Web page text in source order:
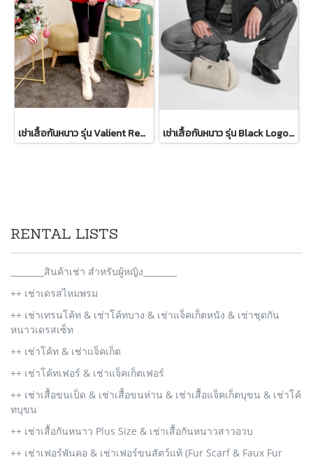
เช่าเสื้อกันหนาว รุ่น Valient Red PeaCoat 2110GCL1689FARE1 เช่าเสื้อกันหนาว รุ่น Black Logo Patch Bomber Jacket WINTERCLOTHFA0298
RENTAL LISTS
________สินค้าเช่า สำหรับผู้หญิง________
++ เช่าเดรสไหมพรม
++ เช่าเทรนโค้ท & เช่าโค้ทบาง & เช่าแจ็คเก็ตหนัง & เช่าชุดกัน
หนาวเดรสเซ็ท
++ เช่าโค้ท & เช่าแจ็คเก็ต
++ เช่าโค้ทเฟอร์ & เช่าแจ็คเก็ตเฟอร์
++ เช่าเสื้อขนเป็ด & เช่าเสื้อขนห่าน & เช่าเสื้อแจ็คเก็ตบุขน & เช่าโค้
ทบุขน
++ เช่าเสื้อกันหนาว Plus Size & เช่าเสื้อกันหนาวสาวอวบ
++ เช่าเฟอร์พันคอ & เช่าเฟอร์ขนสัตว์แท้ (Fur Scarf & Faux Fur